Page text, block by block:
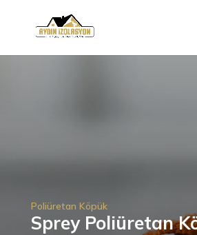
Poliüretan Köpük
Sprey Poliüretan